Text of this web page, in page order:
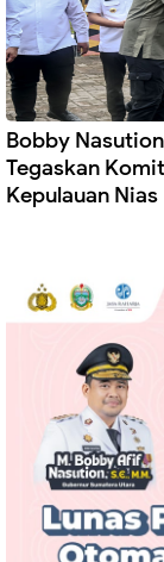
Bobby
Tegaskan
Kepulauan Nias